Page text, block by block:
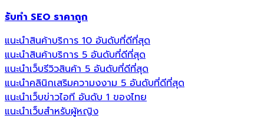
รับทำ SEO ราคาถูก
แนะนำสินค้าบริการ 10 อันดับที่ดีที่สุด
แนะนำสินค้าบริการ 5 อันดับที่ดีที่สุด
แนะนำเว็บรีวิวสินค้า 5 อันดับที่ดีที่สุด
แนะนำคลินิกเสริมความงงาม 5 อันดับที่ดีที่สุด
แนะนำเว็บข่าวไอที อันดับ 1 ของไทย
แนะนำเว็บสำหรับผู้หญิง